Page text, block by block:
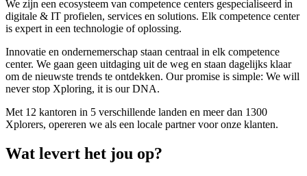
We zijn een ecosysteem van competence centers gespecialiseerd in
digitale & IT profielen, services en solutions. Elk competence center
is expert in een technologie of oplossing.
Innovatie en ondernemerschap staan centraal in elk competence
center. We gaan geen uitdaging uit de weg en staan dagelijks klaar
om de nieuwste trends te ontdekken. Our promise is simple: We will
never stop Xploring, it is our DNA.
Met 12 kantoren in 5 verschillende landen en meer dan 1300
Xplorers, opereren we als een locale partner voor onze klanten.
Wat levert het jou op?